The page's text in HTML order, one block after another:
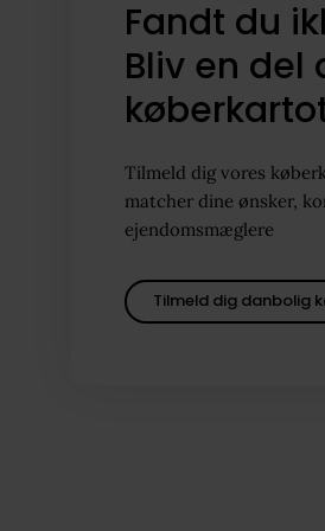
Fandt du
Bliv en del
Tilmeld dig vores
matcher dine ønsker,
ejendomsmæglere
Tilmeld dig danbolig